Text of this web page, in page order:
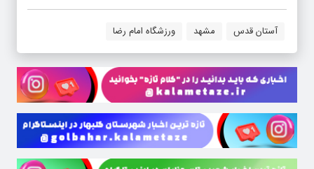
آستان قدس مشهد ورزشگاه امام رضا